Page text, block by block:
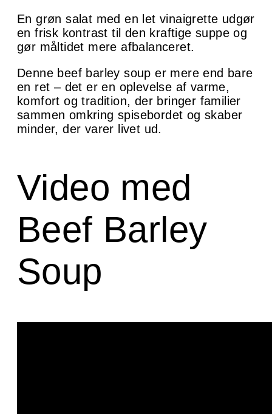
En grøn salat med en let vinaigrette udgør
en frisk kontrast til den kraftige suppe og
gør måltidet mere afbalanceret.
Denne beef barley soup er mere end bare
en ret – det er en oplevelse af varme,
komfort og tradition, der bringer familier
sammen omkring spisebordet og skaber
minder, der varer livet ud.
Video med
Beef Barley
Soup